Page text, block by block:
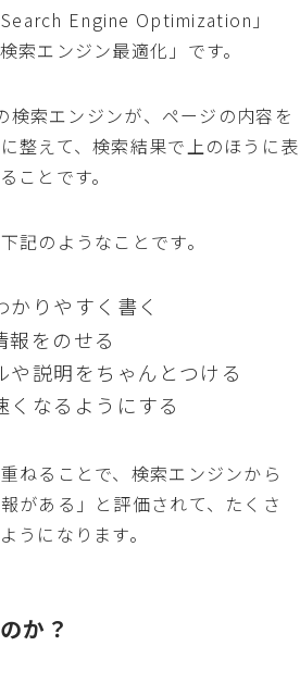
Engine Optimization」
索エンジン最適化」です。
索エンジンが、ページの内容を
整えて、検索結果で上のほうに表
ことです。
記のようなことです。
りやすく書く
報をのせる
や説明をちゃんとつける
くなるようにする
ねることで、検索エンジンから
がある」と評価されて、たくさ
うになります。
か？